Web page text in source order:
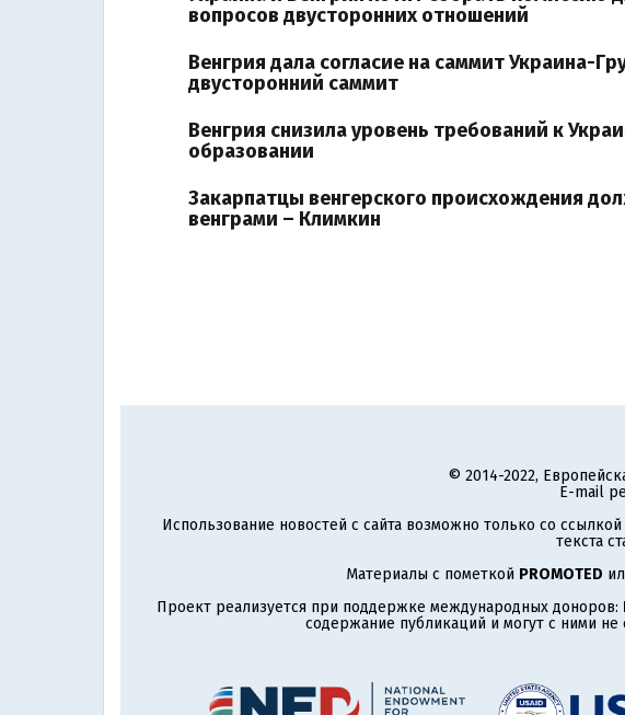
вопросов двусторонних отношений
Венгрия дала согласие на саммит Украина-
двусторонний саммит
Венгрия снизила уровень требований к
образовании
Закарпатцы венгерского происхождения
венграми – Климкин
© 2014-2022,
E-mail
Использование новостей с сайта возможно только со
текста
Материалы с пометкой PROMOTED
Проект реализуется при поддержке международных доноров:
содержание публикаций и могут с ними не